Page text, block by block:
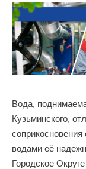
Вода,
Кузьминского,
водами её
Городское